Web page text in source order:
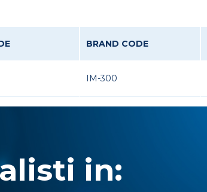
BRAND CODE
IM-300
in: